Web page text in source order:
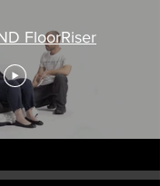
FloorRiser